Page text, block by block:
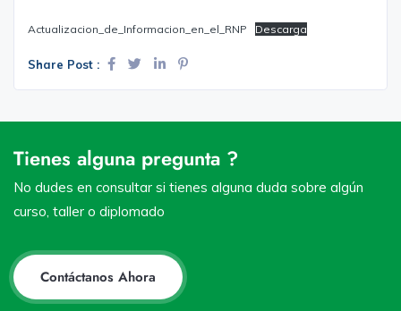
Actualizacion_de_Informacion_en_el_RNP Descarga
Share Post :
Tienes alguna pregunta ?
No dudes en consultar si tienes alguna duda sobre algún
curso, taller o diplomado
Contáctanos Ahora